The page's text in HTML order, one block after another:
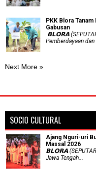
PKK Blora
Gabusan
𝗕𝗟𝗢𝗥𝗔
Pemberdayaan dan
Next More »
SOCIO CULTURAL
Ajang Nguri-uri
Massal 2026
𝗕𝗟𝗢𝗥𝗔
Jawa Tengah...